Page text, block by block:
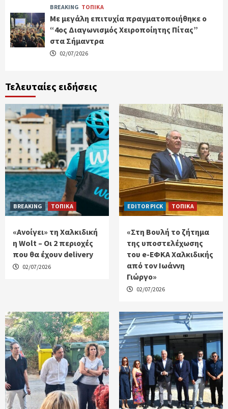
BREAKING ΤΟΠΙΚΑ
Με μεγάλη επιτυχία πραγματοποιήθηκε ο
“4ος Διαγωνισμός Χειροποίητης Πίτας”
στα Σήμαντρα
02/07/2026
Τελευταίες ειδήσεις
BREAKING ΤΟΠΙΚΑ
«Ανοίγει» τη Χαλκιδική
η Wolt – Οι 2 περιοχές
που θα έχουν delivery
02/07/2026
EDITOR PICK ΤΟΠΙΚΑ
«Στη Βουλή το ζήτημα
της υποστελέχωσης
του e-ΕΦΚΑ Χαλκιδικής
από τον Ιωάννη
Γιώργο»
02/07/2026